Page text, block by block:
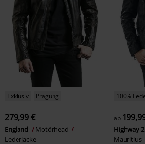
Exklusiv Prägung
279,99 €
England
Motörhead
Lederjacke
100%
ab
Highway
Mauritius